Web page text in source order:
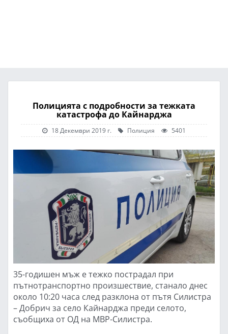
Полицията с подробности за тежката
катастрофа до Кайнарджа
18 Декември 2019 г. Полиция 5401
35-годишен мъж е тежко пострадал при
пътнотранспортно произшествие, станало днес
около 10:20 часа след разклона от пътя Силистра
– Добрич за село Кайнарджа преди селото,
съобщиха от ОД на МВР-Силистра.